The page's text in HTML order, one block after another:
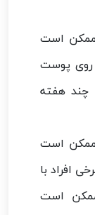
است
روی پوست
چند هفته
است
افراد با
است